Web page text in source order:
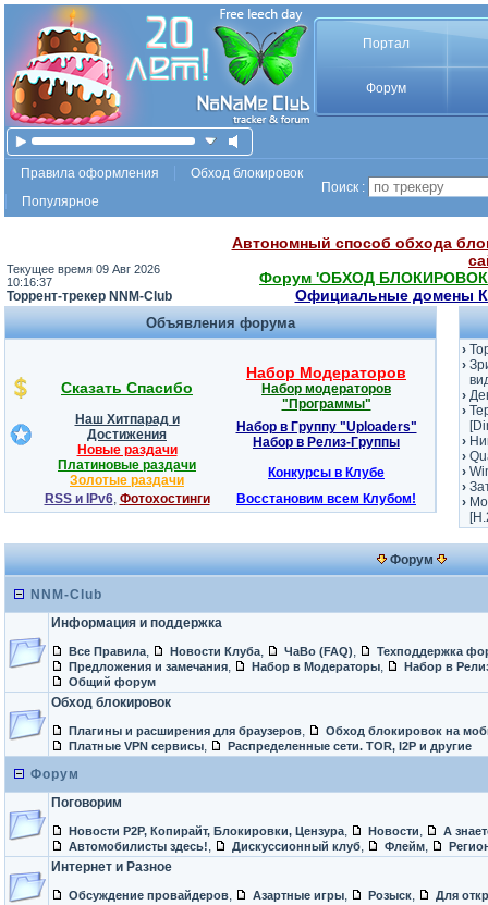
Портал
Форум
Правила оформления
Обход блокировок
Популярное
Поиск :
Текущее время 09 Авг 2026
10:16:37
Торрент-трекер NNM-Club
Автономный способ обхода
Форум 'ОБХОД БЛОКИРОВОК'
Официальные домены
Объявления форума
Сказать Спасибо
Набор Модераторов
Набор модераторов
"Программы"
Наш Хитпарад и
Достижения
Новые раздачи
Набор в Группу "Uploaders"
Набор в Релиз-Группы
Платиновые раздачи
Золотые раздачи
Конкурсы в Клубе
RSS и IPv6, Фотохостинги Восстановим всем Клубом!
›
›
›
›
›
›
›
›
›
Форум
NNM-Club
Информация и поддержка
Все Правила, Новости Клуба, ЧаВо (FAQ),
Техподдержка
Предложения и замечания, Набор в Модераторы,
Набор в
Общий форум
Обход блокировок
Плагины и расширения для браузеров,
Обход блокировок на
Платные VPN сервисы, Распределенные сети. TOR, I2P и другие
Форум
Поговорим
Новости P2P, Копирайт, Блокировки, Цензура, Новости,
А
Автомобилисты здесь!, Дискуссионный клуб, Флейм,
Интернет и Разное
Обсуждение провайдеров, Азартные игры, Розыск, Для